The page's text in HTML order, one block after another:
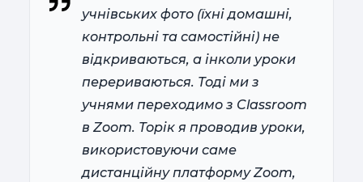
учнівських фото (їхні домашні,
контрольні та самостійні) не
відкриваються, а інколи уроки
перериваються. Тоді ми з
учнями переходимо з Classroom
в Zoom. Торік я проводив уроки,
використовуючи саме
дистанційну платформу Zoom,